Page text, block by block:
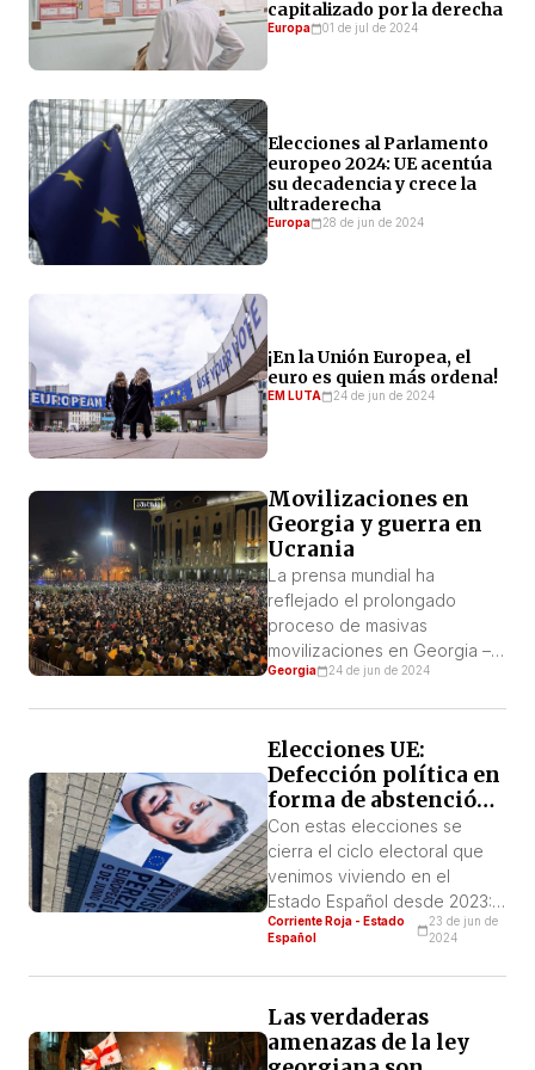
capitalizado por la derecha
Europa 01 de jul de 2024
Elecciones al Parlamento
europeo 2024: UE acentúa
su decadencia y crece la
ultraderecha
Europa 28 de jun de 2024
¡En la Unión Europea, el
euro es quien más ordena!
EM LUTA 24 de jun de 2024
Movilizaciones en
Georgia y guerra en
Ucrania
La prensa mundial ha
reflejado el prolongado
proceso de masivas
movilizaciones en Georgia –
Sakartvelo[1] en georgiano–,
correcta ubicación política
ante este conflicto
proponemos enfocarlo desde
el proceso de la lucha de
clases que vive este
pequeño país del Cáucaso
desde antes y especialmente
después de […]
Georgia 24 de jun de 2024
Elecciones UE:
Defección política en
forma de abstención
y auge electoral de la
extrema derecha
Con estas elecciones se
cierra el ciclo electoral que
venimos viviendo en el
Estado Español desde 2023:
municipales, autonómicas,
generales, gallegas, vascas,
catalanas… Un proyecto
Corriente Roja, que no aspira
a gobernar desde las
Corriente Roja - Estado
Español
23 de jun de
2024
Las verdaderas
amenazas de la ley